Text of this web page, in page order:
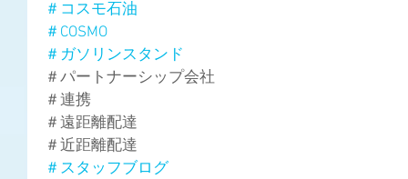
＃コスモ石油
＃COSMO
＃ガソリンスタンド
＃パートナーシップ会社
＃連携
＃遠距離配達
＃近距離配達
＃スタッフブログ